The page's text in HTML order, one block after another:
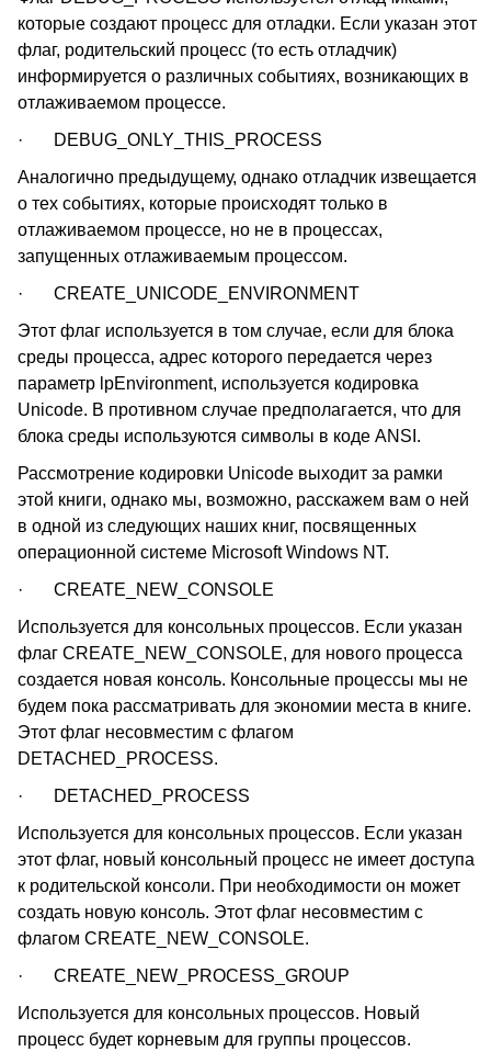
которые создают процесс для отладки. Если указан этот
флаг, родительский процесс (то есть отладчик)
информируется о различных событиях, возникающих в
отлаживаемом процессе.
· DEBUG_ONLY_THIS_PROCESS
Аналогично предыдущему, однако отладчик извещается
о тех событиях, которые происходят только в
отлаживаемом процессе, но не в процессах,
запущенных отлаживаемым процессом.
· CREATE_UNICODE_ENVIRONMENT
Этот флаг используется в том случае, если для блока
среды процесса, адрес которого передается через
параметр lpEnvironment, используется кодировка
Unicode. В противном случае предполагается, что для
блока среды используются символы в коде ANSI.
Рассмотрение кодировки Unicode выходит за рамки
этой книги, однако мы, возможно, расскажем вам о ней
в одной из следующих наших книг, посвященных
операционной системе Microsoft Windows NT.
· CREATE_NEW_CONSOLE
Используется для консольных процессов. Если указан
флаг CREATE_NEW_CONSOLE, для нового процесса
создается новая консоль. Консольные процессы мы не
будем пока рассматривать для экономии места в книге.
Этот флаг несовместим с флагом
DETACHED_PROCESS.
· DETACHED_PROCESS
Используется для консольных процессов. Если указан
этот флаг, новый консольный процесс не имеет доступа
к родительской консоли. При необходимости он может
создать новую консоль. Этот флаг несовместим с
флагом CREATE_NEW_CONSOLE.
· CREATE_NEW_PROCESS_GROUP
Используется для консольных процессов. Новый
процесс будет корневым для группы процессов.